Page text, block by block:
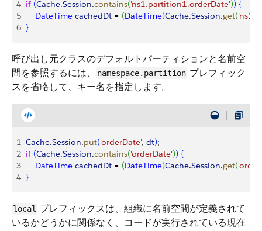
4 if (Cache.Session.contains('ns1.partition1.orderDate')) {
5
    DateTime
cachedDt = (DateTime)Cache.Session.get(
6 }
呼び出し元クラスのデフォルトパーティションと名前空
間を参照するには、
namespace.partition プレフィック
スを省略して、キー名を指定します。
1 Cache.Session.put('orderDate', dt);
2 if (Cache.Session.contains('orderDate')) {
3
    DateTime
cachedDt = (DateTime)Cache.Session.get(
4 }
local
プレフィックスは、組織に名前空間が定義されて
いるかどうかに関係なく、コードが実行されている現在